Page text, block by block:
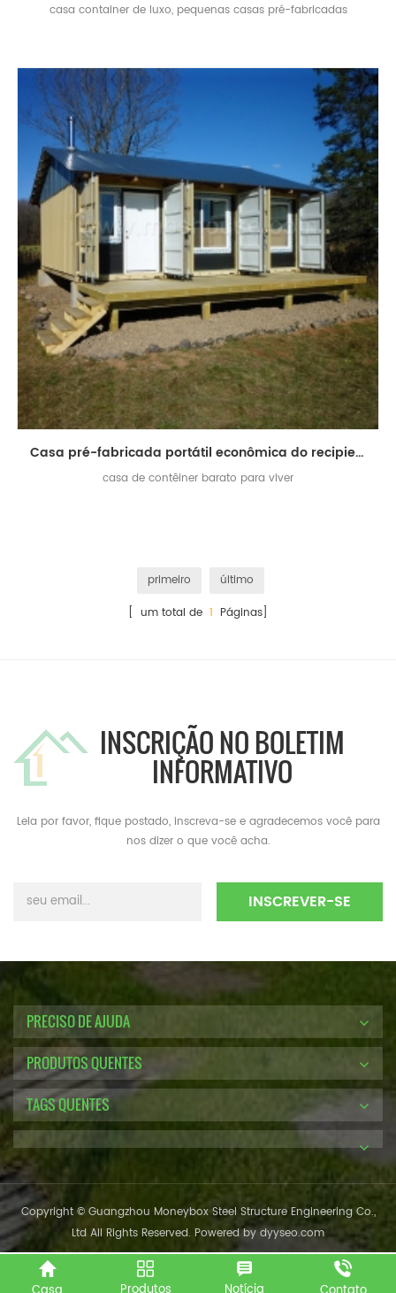
casa container de luxo, pequenas casas pré-fabricadas
Casa pré-fabricada portátil econômica do recipiente de transporte de 20ft for sale
casa de contêiner barato para viver
primeiro
último
[ um total de 1 Páginas]
INSCRIÇÃO NO BOLETIM
INFORMATIVO
Leia por favor, fique postado, inscreva-se e agradecemos você para
nos dizer o que você acha.
PRECISO DE AJUDA
PRODUTOS QUENTES
TAGS QUENTES
Copyright © Guangzhou Moneybox Steel Structure Engineering Co.,
Ltd All Rights Reserved. Powered bydyyseo.com